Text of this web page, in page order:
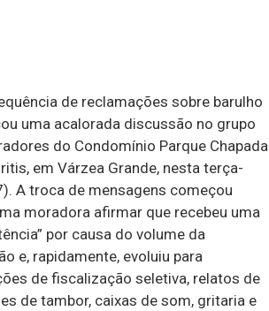
de reclamações sobre barulho
uma acalorada discussão no grupo
do Condomínio Parque Chapada
em Várzea Grande, nesta terça-
A troca de mensagens começou
moradora afirmar que recebeu uma
por causa do volume da
e, rapidamente, evoluiu para
de fiscalização seletiva, relatos de
de tambor, caixas de som, gritaria e